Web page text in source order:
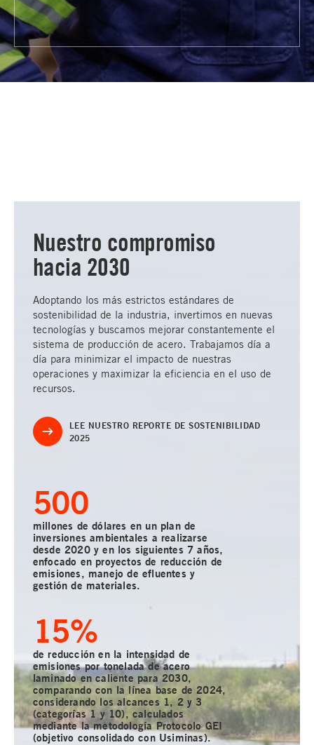
Nuestro compromiso
hacia 2030
Adoptando los más estrictos estándares de
sostenibilidad de la industria, invertimos en nuevas
tecnologías y buscamos mejorar constantemente el
sistema de producción de acero. Trabajamos día a
día para minimizar el impacto de nuestras
operaciones y maximizar la eficiencia en el uso de
recursos.
LEE NUESTRO REPORTE DE SOSTENIBILIDAD
2025
500
millones de dólares en un plan de
inversiones ambientales a realizarse
desde 2020 y en los siguientes 7 años,
enfocado en proyectos de reducción de
emisiones, manejo de efluentes y
gestión de materiales.
15%
de reducción en la intensidad de
emisiones por tonelada de acero
laminado en caliente para 2030,
comparando con la línea base de 2024,
considerando los alcances 1, 2 y 3
(categorías 1 y 10), calculados
mediante la metodología Protocolo GEI
(objetivo consolidado con Usiminas).